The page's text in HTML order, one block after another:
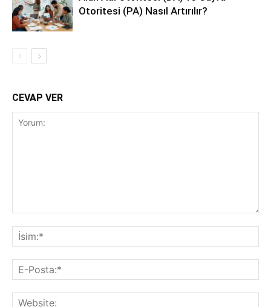
Otoritesi (PA) Nasıl Artırılır?
CEVAP VER